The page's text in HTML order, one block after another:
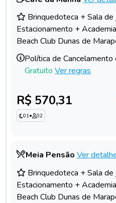
Brinquedoteca + Sala
Estacionamento +
Beach Club Dunas de
Política de Cancelamento
Gratuito Ver regras
R$ 570,31
01• 02
Meia Pensão Ver
Brinquedoteca + Sala
Estacionamento +
Beach Club Dunas de